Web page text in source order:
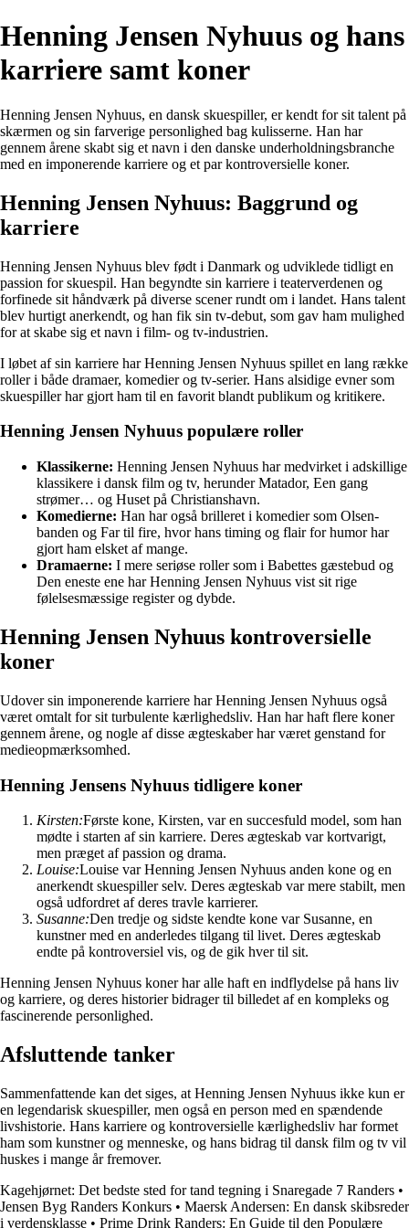
Henning Jensen Nyhuus og hans
karriere samt koner
Henning Jensen Nyhuus, en dansk skuespiller, er kendt for sit talent på
skærmen og sin farverige personlighed bag kulisserne. Han har
gennem årene skabt sig et navn i den danske underholdningsbranche
med en imponerende karriere og et par kontroversielle koner.
Henning Jensen Nyhuus: Baggrund og
karriere
Henning Jensen Nyhuus blev født i Danmark og udviklede tidligt en
passion for skuespil. Han begyndte sin karriere i teaterverdenen og
forfinede sit håndværk på diverse scener rundt om i landet. Hans talent
blev hurtigt anerkendt, og han fik sin tv-debut, som gav ham mulighed
for at skabe sig et navn i film- og tv-industrien.
I løbet af sin karriere har Henning Jensen Nyhuus spillet en lang række
roller i både dramaer, komedier og tv-serier. Hans alsidige evner som
skuespiller har gjort ham til en favorit blandt publikum og kritikere.
Henning Jensen Nyhuus populære roller
Klassikerne: Henning Jensen Nyhuus har medvirket i adskillige
klassikere i dansk film og tv, herunder Matador, Een gang
strømer… og Huset på Christianshavn.
Komedierne: Han har også brilleret i komedier som Olsen-
banden og Far til fire, hvor hans timing og flair for humor har
gjort ham elsket af mange.
Dramaerne: I mere seriøse roller som i Babettes gæstebud og
Den eneste ene har Henning Jensen Nyhuus vist sit rige
følelsesmæssige register og dybde.
Henning Jensen Nyhuus kontroversielle
koner
Udover sin imponerende karriere har Henning Jensen Nyhuus også
været omtalt for sit turbulente kærlighedsliv. Han har haft flere koner
gennem årene, og nogle af disse ægteskaber har været genstand for
medieopmærksomhed.
Henning Jensens Nyhuus tidligere koner
Kirsten:Første kone, Kirsten, var en succesfuld model, som han
mødte i starten af sin karriere. Deres ægteskab var kortvarigt,
men præget af passion og drama.
Louise:Louise var Henning Jensen Nyhuus anden kone og en
anerkendt skuespiller selv. Deres ægteskab var mere stabilt, men
også udfordret af deres travle karrierer.
Susanne:Den tredje og sidste kendte kone var Susanne, en
kunstner med en anderledes tilgang til livet. Deres ægteskab
endte på kontroversiel vis, og de gik hver til sit.
Henning Jensen Nyhuus koner har alle haft en indflydelse på hans liv
og karriere, og deres historier bidrager til billedet af en kompleks og
fascinerende personlighed.
Afsluttende tanker
Sammenfattende kan det siges, at Henning Jensen Nyhuus ikke kun er
en legendarisk skuespiller, men også en person med en spændende
livshistorie. Hans karriere og kontroversielle kærlighedsliv har formet
ham som kunstner og menneske, og hans bidrag til dansk film og tv vil
huskes i mange år fremover.
Kagehjørnet: Det bedste sted for tand tegning i Snaregade 7 Randers •
Jensen Byg Randers Konkurs • Maersk Andersen: En dansk skibsreder
i verdensklasse • Prime Drink Randers: En Guide til den Populære